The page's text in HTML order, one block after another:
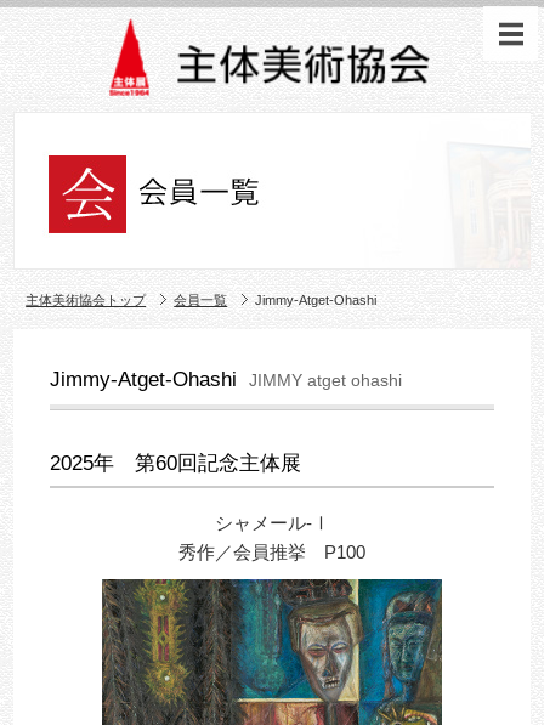
主体美術協会トップ 会員一覧 Jimmy-Atget-Ohashi
Jimmy-Atget-Ohashi JIMMY atget ohashi
2025年 第60回記念主体展
シャメール-Ⅰ
秀作／会員推挙 P100